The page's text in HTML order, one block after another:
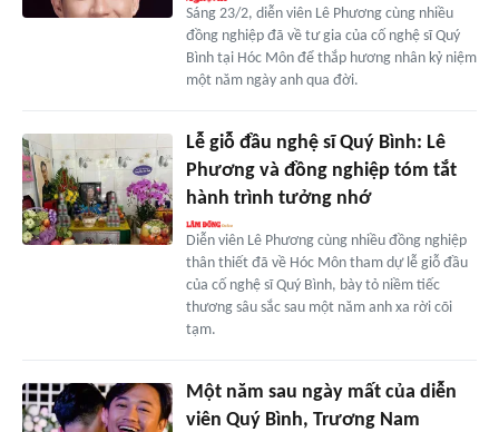
Sáng 23/2, diễn viên Lê Phương cùng nhiều
đồng nghiệp đã về tư gia của cố nghệ sĩ Quý
Bình tại Hóc Môn để thắp hương nhân kỷ niệm
một năm ngày anh qua đời.
Lễ giỗ đầu nghệ sĩ Quý Bình: Lê
Phương và đồng nghiệp tóm tắt
hành trình tưởng nhớ
Diễn viên Lê Phương cùng nhiều đồng nghiệp
thân thiết đã về Hóc Môn tham dự lễ giỗ đầu
của cố nghệ sĩ Quý Bình, bày tỏ niềm tiếc
thương sâu sắc sau một năm anh xa rời cõi
tạm.
Một năm sau ngày mất của diễn
viên Quý Bình, Trương Nam